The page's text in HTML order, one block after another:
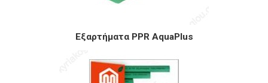
Εξαρτήματα PPR AquaPlus